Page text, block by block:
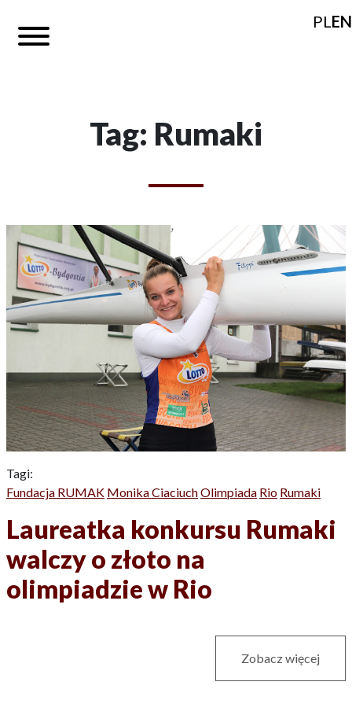
PLEN
Tag: Rumaki
Tagi:
Fundacja RUMAK Monika CiaciuchOlimpiada Rio Rumaki
Laureatka konkursu Rumaki
walczy o złoto na
olimpiadzie w Rio
Zobacz więcej